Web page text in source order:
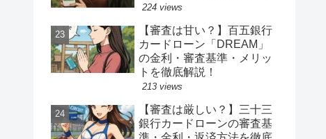
224 views
【審査は甘い？】百五銀行
カードローン「DREAM」
の金利・審査基準・メリッ
トを徹底解説！
213 views
【審査は厳しい？】三十三
銀行カードローンの審査基